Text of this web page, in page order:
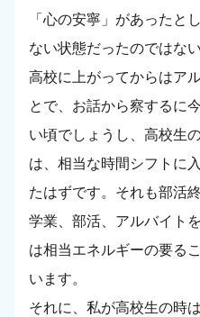
「心の安寧」があったと
ない状態だったのではな
高校に上がってからはア
とで、お話から察するに
い頃でしょうし、高校生
は、相当な時間シフトに
たはずです。それも部活
学業、部活、アルバイト
は相当エネルギーの要る
います。
それに、私が高校生の時